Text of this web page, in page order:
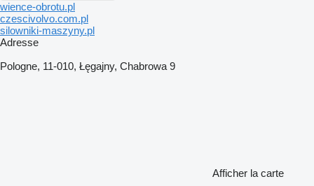
wience-obrotu.pl
czescivolvo.com.pl
silowniki-maszyny.pl
Adresse
Pologne, 11-010, Łęgajny, Chabrowa 9
Afficher la carte